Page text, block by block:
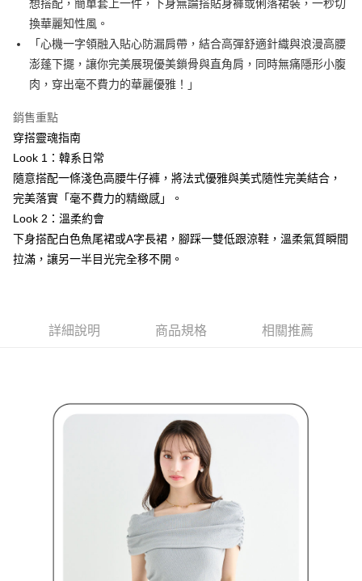
2.透過簡訊連結打開帳單後，可選擇「超商條碼／台灣大直營門市／銀行轉
帳／街口支付／iPASS MONEY」等通路繳費。
1.本服務係由「台灣大哥大股份有限公司」（以下簡稱本公司）所提供，讓
用戶於交易時，得透過本服務購買商品或服務，並由商店將買賣／分期付款
2.基於同意付款使用「大哥付你分期」之契約關係目的，商店將以您的個人
由本公司與您本人進行分期帳單所需資料之確認、核對及更正。
3.完整用戶服務條款，請詳閱以下連結：
１．於結帳方式選擇「AFTEE先享後付」後，將跳轉至「AFTEE先享後付」
結帳頁面，進行簡訊認證並確認金額後，即可完成結帳。
２．訂單成立數日內，您將收到繳費通知簡訊。
３．收到繳費通知簡訊後14天內，點擊此簡訊中的連結，可透過四大超商／
ATM／網路銀行／等多元方式進行付款，方視為交易完成。
購買商品的店家。未經商家同意取消之訂單仍視為有效，需透過AFTEE先享
※ 交易是否成功請以「AFTEE先享後付 」之結帳頁面顯示為準，若有關於
是否繳費成功／繳費後需取消欲退款等相關疑問，請聯繫「AFTEE先享後付
【注意事項】
１．透過由恩沛科技股份有限公司提供之「AFTEE先享後付」服務完成之交
易，需依本服務之必要範圍內提供個人資料，並將交易相關給付款項請求債
權轉讓予恩沛科技股份有限公司。
２．關於個人資料處理事宜，請瀏覽以下網址：
３．未成年的使用者請事先徵得法定代理人或監護人之同意方可使用
時審查核予不同之上限額度；若仍有額度不足之情形，本公司將視審查結果
請求用戶進行身份認證。
付款後全家取貨
免運費
萊爾富取貨付款
免運費
付款後萊爾富取貨
免運費
7-11取貨付款
免運費
付款後7-11取貨
免運費
離島宅配
想搭配，簡單套上一件，下身無論搭貼身褲或俐落裙裝，一秒切
換華麗知性風。
「心機一字領融入貼心防漏肩帶，結合高彈舒適針織與浪漫高腰
澎蓬下擺，讓你完美展現優美鎖骨與直角肩，同時無痛隱形小腹
肉，穿出毫不費力的華麗優雅！」
銷售重點
穿搭靈魂指南
Look 1：韓系日常
隨意搭配一條淺色高腰牛仔褲，將法式優雅與美式隨性完美結合，
完美落實「毫不費力的精緻感」。
Look 2：溫柔約會
下身搭配白色魚尾裙或A字長裙，腳踩一雙低跟涼鞋，溫柔氣質瞬間
拉滿，讓另一半目光完全移不開。
詳細說明 商品規格 相關推薦